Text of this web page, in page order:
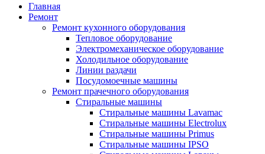
Главная
Ремонт
Ремонт кухонного оборудования
Тепловое оборудование
Электромеханическое оборудование
Холодильное оборудование
Линии раздачи
Посудомоечные машины
Ремонт прачечного оборудования
Стиральные машины
Стиральные машины Lavamac
Стиральные машины Electrolux
Стиральные машины Primus
Стиральные машины IPSO